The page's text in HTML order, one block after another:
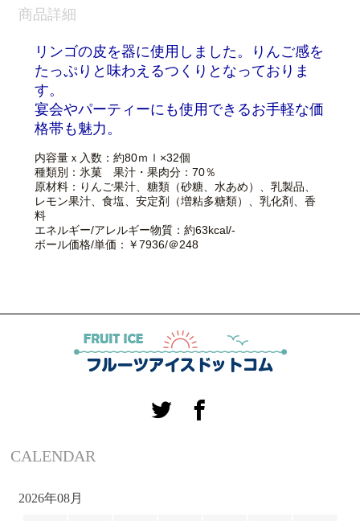
商品詳細
リンゴの皮を器に使用しました。りんご感を
たっぷりと味わえるつくりとなっておりま
す。
宴会やパーティーにも使用できるお手軽な価
格帯も魅力。
内容量ｘ入数：約80ｍｌ×32個
種類別：氷菓 果汁・果肉分：70％
原材料：りんご果汁、糖類（砂糖、水あめ）、乳製品、
レモン果汁、食塩、安定剤（増粘多糖類）、乳化剤、香
料
エネルギー/アレルギー物質：約63kcal/-
ボール価格/単価：￥7936/＠248
CALENDAR
2026年08月